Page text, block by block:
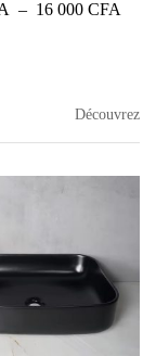
– 16 000 CFA
Découvrez